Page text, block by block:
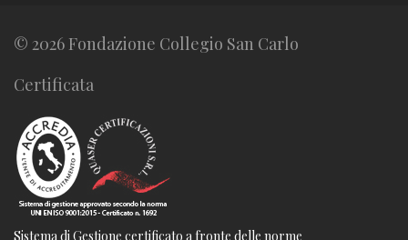
© 2026 Fondazione Collegio San Carlo
Certificata
Sistema di Gestione certificato a fronte delle norme